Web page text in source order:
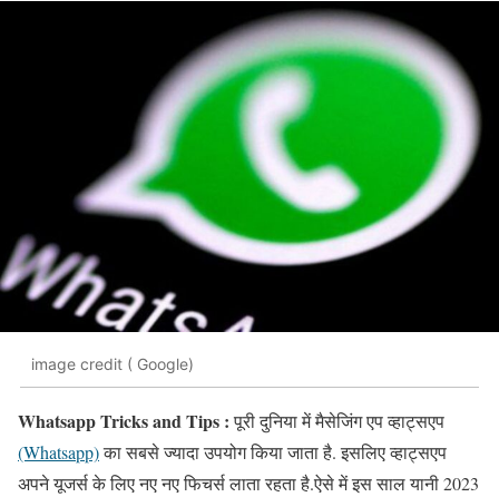
image credit ( Google)
Whatsapp Tricks and Tips :पूरी दुनिया में मैसेजिंग एप व्हाट्सएप
(Whatsapp)का सबसे ज्यादा उपयोग किया जाता है. इसलिए व्हाट्सएप
अपने यूजर्स के लिए नए नए फिचर्स लाता रहता है.ऐसे में इस साल यानी 2023